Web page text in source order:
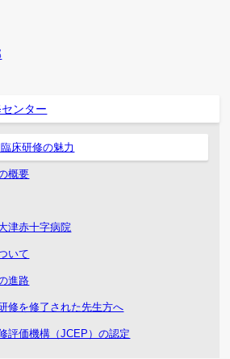
ンター
床研修の魅力
概要
津赤十字病院
いて
進路
修を修了された先生方へ
評価機構（JCEP）の認定